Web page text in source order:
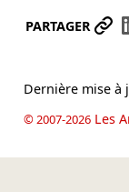
PARTAGER
Dernière mise à
© 2007-2026Les